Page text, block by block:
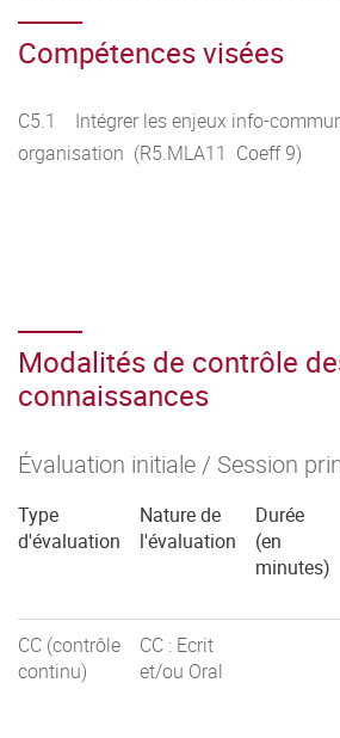
Compétences visées
C5.1 Intégrer les enjeux info-
organisation (R5.MLA11 Coeff 9)
Modalités de contrôle
connaissances
Évaluation initiale / Session
Type
d'évaluation
Nature de
l'évaluation
Durée
(en
minutes)
CC (contrôle
continu)
CC : Ecrit
et/ou Oral